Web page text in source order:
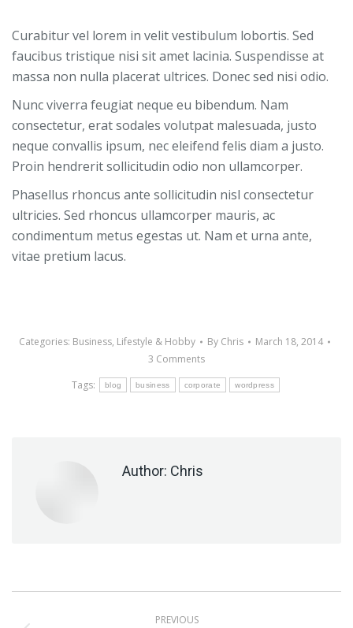
Curabitur vel lorem in velit vestibulum lobortis. Sed
faucibus tristique nisi sit amet lacinia. Suspendisse at
massa non nulla placerat ultrices. Donec sed nisi odio.
Nunc viverra feugiat neque eu bibendum. Nam
consectetur, erat sodales volutpat malesuada, justo
neque convallis ipsum, nec eleifend felis diam a justo.
Proin hendrerit sollicitudin odio non ullamcorper.
Phasellus rhoncus ante sollicitudin nisl consectetur
ultricies. Sed rhoncus ullamcorper mauris, ac
condimentum metus egestas ut. Nam et urna ante,
vitae pretium lacus.
Categories: Business, Lifestyle & Hobby By Chris
March 18, 2014
3 Comments
Tags:
blog business corporate wordpress
Author: Chris
PREVIOUS